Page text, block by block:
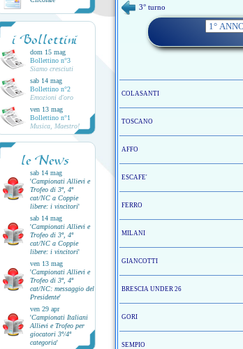
i Bollettini
dom 15 mag
Bollettino n°3
Siamo cresciuti
sab 14 mag
Bollettino n°2
Emozioni d'oro
ven 13 mag
Bollettino n°1
Musica, Maestro!
le News
sab 14 mag
'Campionati Allievi e
Trofeo di 3ª, 4ª
cat/NC a Coppie
libere: i vincitori'
sab 14 mag
'Campionati Allievi e
Trofeo di 3ª, 4ª
cat/NC a Coppie
libere: i vincitori'
ven 13 mag
'Campionati Allievi e
Trofeo di 3ª, 4ª
cat/NC: messaggio del
Presidente'
ven 29 apr
'Campionati Italiani
Allievi e Trofeo per
giocatori 3ª/4ª
categoria'
3° turno
COLASANTI
TOSCANO
AFFO
ESCAFE'
FERRO
MILANI
GIANCOTTI
BRESCIA UNDER 26
GORI
SEMPIO